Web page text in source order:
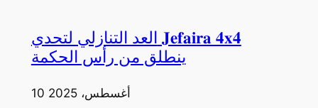
العد التنازلي لتحدي 𝐉𝐞𝐟𝐚𝐢𝐫𝐚 𝟒𝐱𝟒
ينطلق من رأس الحكمة
10 أغسطس، 2025